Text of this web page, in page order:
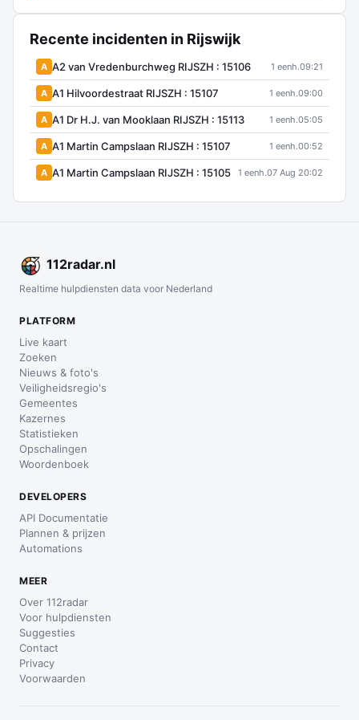
Recente incidenten in Rijswijk
A A2 van Vredenburchweg RIJSZH : 15106 1 eenh.09:21
A A1 Hilvoordestraat RIJSZH : 15107 1 eenh.09:00
A A1 Dr H.J. van Mooklaan RIJSZH : 15113 1 eenh.05:05
A A1 Martin Campslaan RIJSZH : 15107 1 eenh.00:52
A A1 Martin Campslaan RIJSZH : 15105 1 eenh.07 Aug 20:02
112radar.nl
Realtime hulpdiensten data voor Nederland
PLATFORM
Live kaart
Zoeken
Nieuws & foto's
Veiligheidsregio's
Gemeentes
Kazernes
Statistieken
Opschalingen
Woordenboek
DEVELOPERS
API Documentatie
Plannen & prijzen
Automations
MEER
Over 112radar
Voor hulpdiensten
Suggesties
Contact
Privacy
Voorwaarden